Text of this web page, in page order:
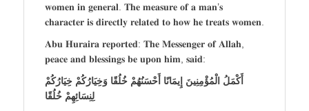
𝐰𝐨𝐦𝐞𝐧 𝐢𝐧 𝐠𝐞𝐧𝐞𝐫𝐚𝐥. 𝐓𝐡𝐞 𝐦𝐞𝐚𝐬𝐮𝐫𝐞 𝐨𝐟 𝐚 𝐦𝐚𝐧’𝐬
𝐜𝐡𝐚𝐫𝐚𝐜𝐭𝐞𝐫 𝐢𝐬 𝐝𝐢𝐫𝐞𝐜𝐭𝐥𝐲 𝐫𝐞𝐥𝐚𝐭𝐞𝐝 𝐭𝐨 𝐡𝐨𝐰 𝐡𝐞 𝐭𝐫𝐞𝐚𝐭𝐬 𝐰𝐨𝐦𝐞𝐧.
𝐀𝐛𝐮 𝐇𝐮𝐫𝐚𝐢𝐫𝐚 𝐫𝐞𝐩𝐨𝐫𝐭𝐞𝐝: 𝐓𝐡𝐞 𝐌𝐞𝐬𝐬𝐞𝐧𝐠𝐞𝐫 𝐨𝐟 𝐀𝐥𝐥𝐚𝐡,
𝐩𝐞𝐚𝐜𝐞 𝐚𝐧𝐝 𝐛𝐥𝐞𝐬𝐬𝐢𝐧𝐠𝐬 𝐛𝐞 𝐮𝐩𝐨𝐧 𝐡𝐢𝐦, 𝐬𝐚𝐢𝐝:
أَكْمَلُ الْمُؤْمِنِينَ إِيمَانًا أَحْسَنُهُمْ خُلُقًا وَخِيَارُكُمْ خِيَارُكُمْ
لِنِسَائِهِمْ خُلُقًا